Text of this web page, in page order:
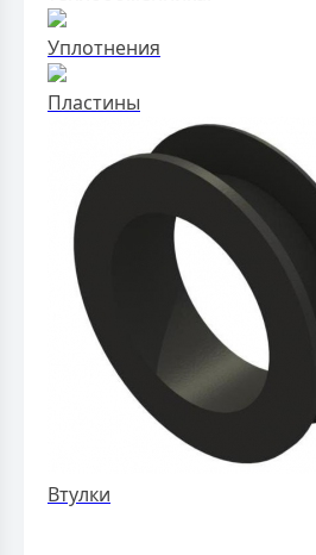
Уплотнения
Пластины
Втулки